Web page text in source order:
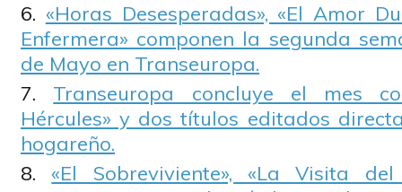
«Horas Desesperadas», «El Amor
Enfermera» componen la segunda
de Mayo en Transeuropa.
Transeuropa concluye el mes
Hércules» y dos títulos editados
hogareño.
«El Sobreviviente», «La Visita